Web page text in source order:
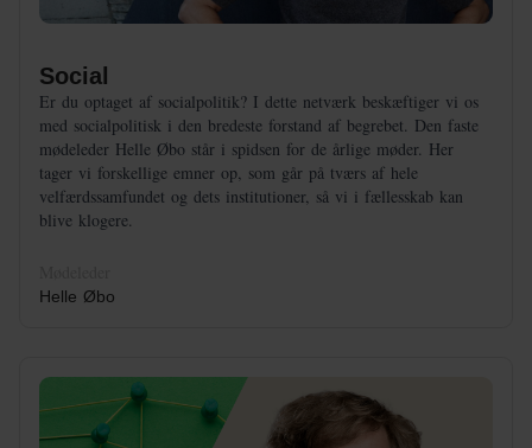
Social
Er du optaget af socialpolitik? I dette netværk beskæftiger vi os
med socialpolitisk i den bredeste forstand af begrebet. Den faste
mødeleder Helle Øbo står i spidsen for de årlige møder. Her
tager vi forskellige emner op, som går på tværs af hele
velfærdssamfundet og dets institutioner, så vi i fællesskab kan
blive klogere.
Helle Øbo